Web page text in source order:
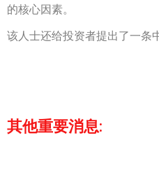
的核心因素。
该人士还给投资者提出了一条
其他重要消息: